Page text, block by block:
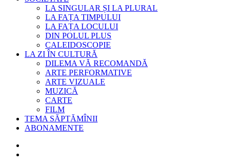
LA SINGULAR ȘI LA PLURAL
LA FAȚA TIMPULUI
LA FAȚA LOCULUI
DIN POLUL PLUS
CALEIDOSCOPIE
LA ZI ÎN CULTURĂ
DILEMA VĂ RECOMANDĂ
ARTE PERFORMATIVE
ARTE VIZUALE
MUZICĂ
CARTE
FILM
TEMA SĂPTĂMÎNII
ABONAMENTE